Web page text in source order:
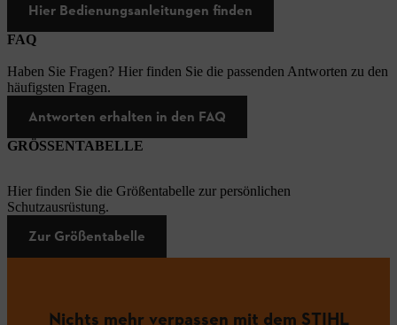
Hier Bedienungsanleitungen finden
FAQ
Haben Sie Fragen? Hier finden Sie die passenden Antworten zu den
häufigsten Fragen.
Antworten erhalten in den FAQ
GRÖSSENTABELLE
Hier finden Sie die Größentabelle zur persönlichen
Schutzausrüstung.
Zur Größentabelle
Nichts mehr verpassen mit dem STIHL